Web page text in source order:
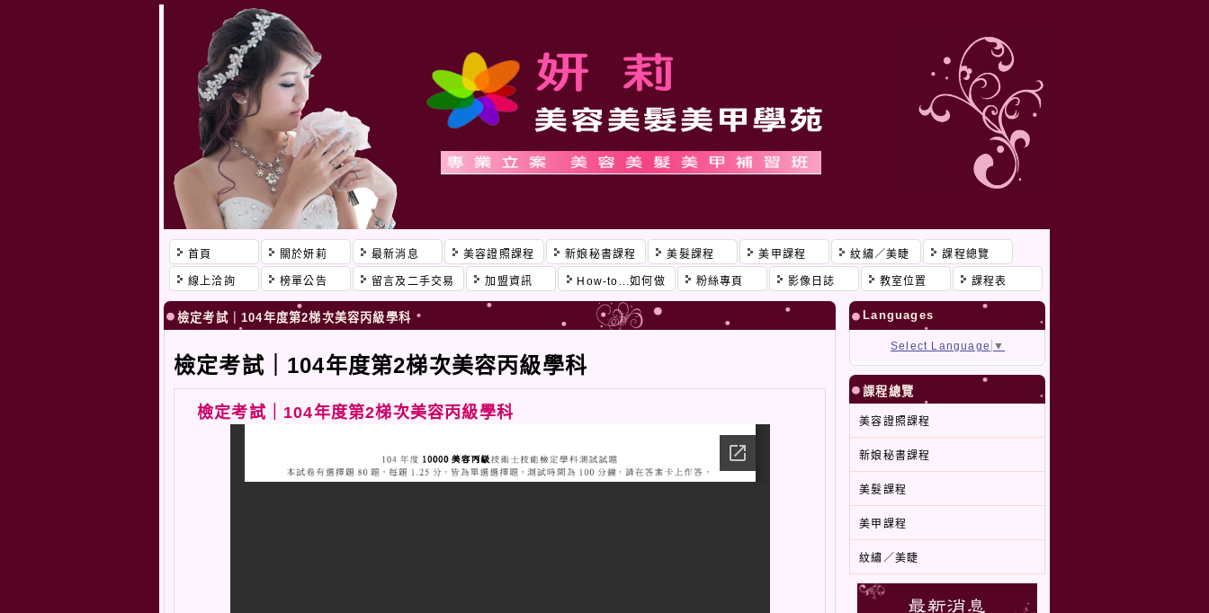
首頁 關於妍莉 最新消息 美容證照課程 新娘秘書課程 美髮課程 美甲課程 紋繡／美睫 課程總覽
線上洽詢 榜單公告 留言及二手交易 加盟資訊 How-to...如何做 粉絲專頁 影像日誌 教室位置 課程表
Languages
Select Language ▼
課程總覽
美容證照課程
新娘秘書課程
美髮課程
美甲課程
紋繡／美睫
檢定考試｜104年度第2梯次美容丙級學科
檢定考試｜104年度第2梯次美容丙級學科
檢定考試｜104年度第2梯次美容丙級學科